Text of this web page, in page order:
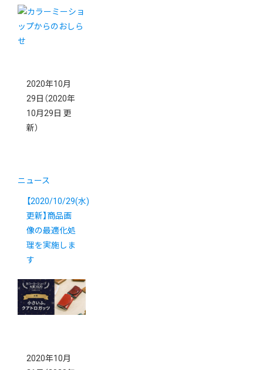
2020年10月
29日 （2020年
10月29日 更
新）
ニュース
【2020/10/29(水)
更新】商品画
像の最適化処
理を実施しま
す
2020年10月